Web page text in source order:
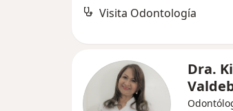
Visita Odontología
Dra.